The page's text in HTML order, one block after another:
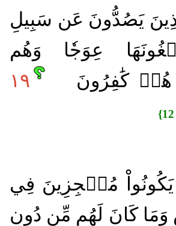
يَصُدُّونَ عَن سَبِيلِ
عِوَجٗا وَهُم
هُمۡ كَٰفِرُونَ
١٩
يَكُونُواْ مُعۡجِزِينَ فِي
كَانَ لَهُم مِّن دُونِ